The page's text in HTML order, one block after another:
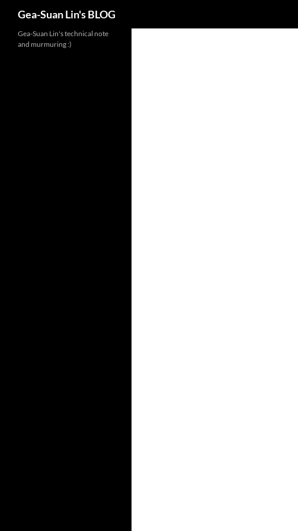
Gea-Suan Lin's BLOG
Gea-Suan Lin's technical note
and murmuring :)